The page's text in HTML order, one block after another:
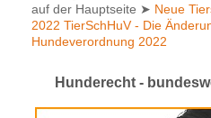
auf der Hauptseite ➤ Neue
2022 TierSchHuV - Die
Hundeverordnung 2022
Hunderecht -